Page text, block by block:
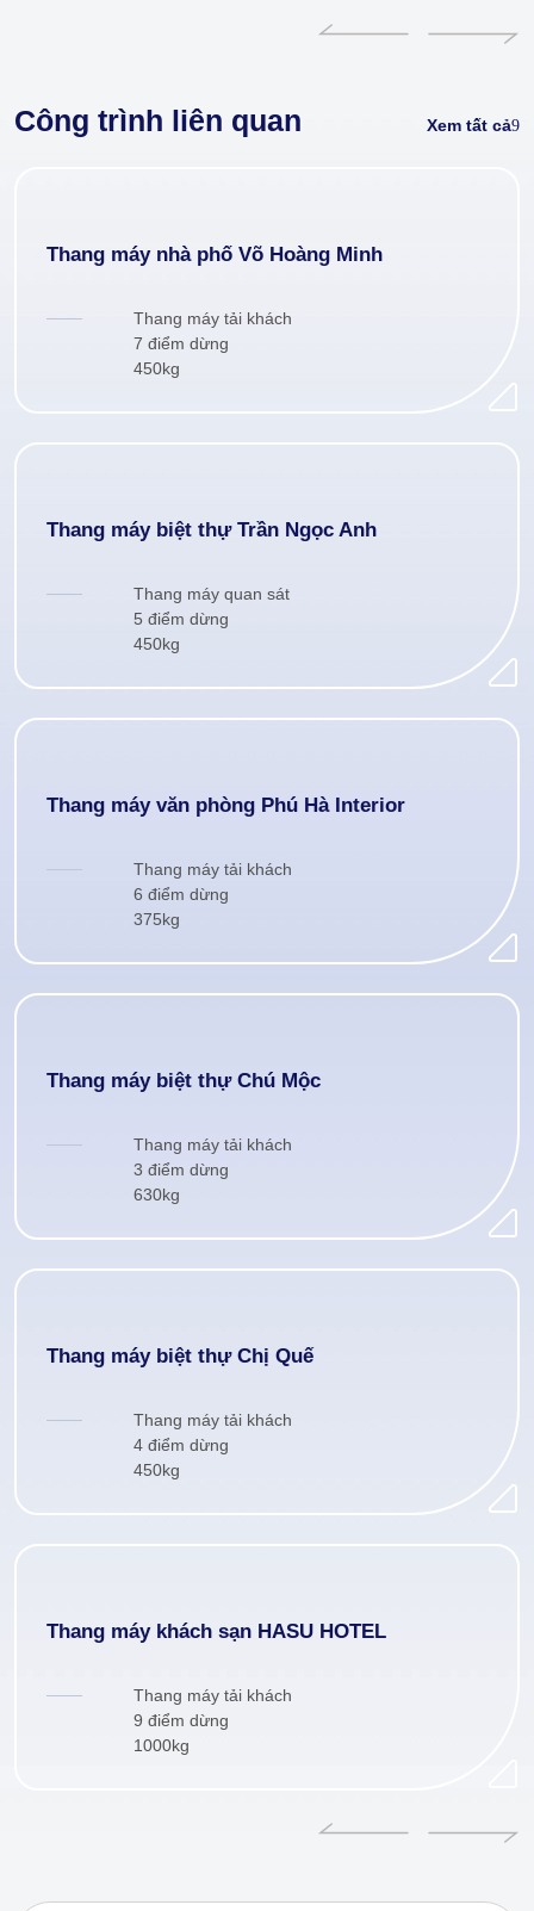
Công trình liên quan Xem tất cả
Thang máy nhà phố Võ Hoàng Minh
Thang máy tải khách
7 điểm dừng
450kg
Thang máy biệt thự Trần Ngọc Anh
Thang máy quan sát
5 điểm dừng
450kg
Thang máy văn phòng Phú Hà Interior
Thang máy tải khách
6 điểm dừng
375kg
Thang máy biệt thự Chú Mộc
Thang máy tải khách
3 điểm dừng
630kg
Thang máy biệt thự Chị Quế
Thang máy tải khách
4 điểm dừng
450kg
Thang máy khách sạn HASU HOTEL
Thang máy tải khách
9 điểm dừng
1000kg